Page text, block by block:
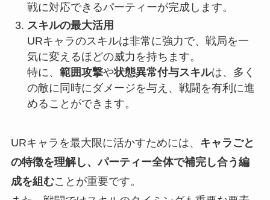
戦に対応できるパーティーが完成します。
スキルの最大活用
URキャラのスキルは非常に強力で、戦局を一
気に変えるほどの威力を持ちます。
特に、 範囲攻撃や状態異常付与スキルは、多く
の敵に同時にダメージを与え、戦闘を有利に進
めることができます。
URキャラを最大限に活かすためには、 キャラごと
の特徴を理解し、パーティー全体で補完し合う編
成を組むことが重要です。